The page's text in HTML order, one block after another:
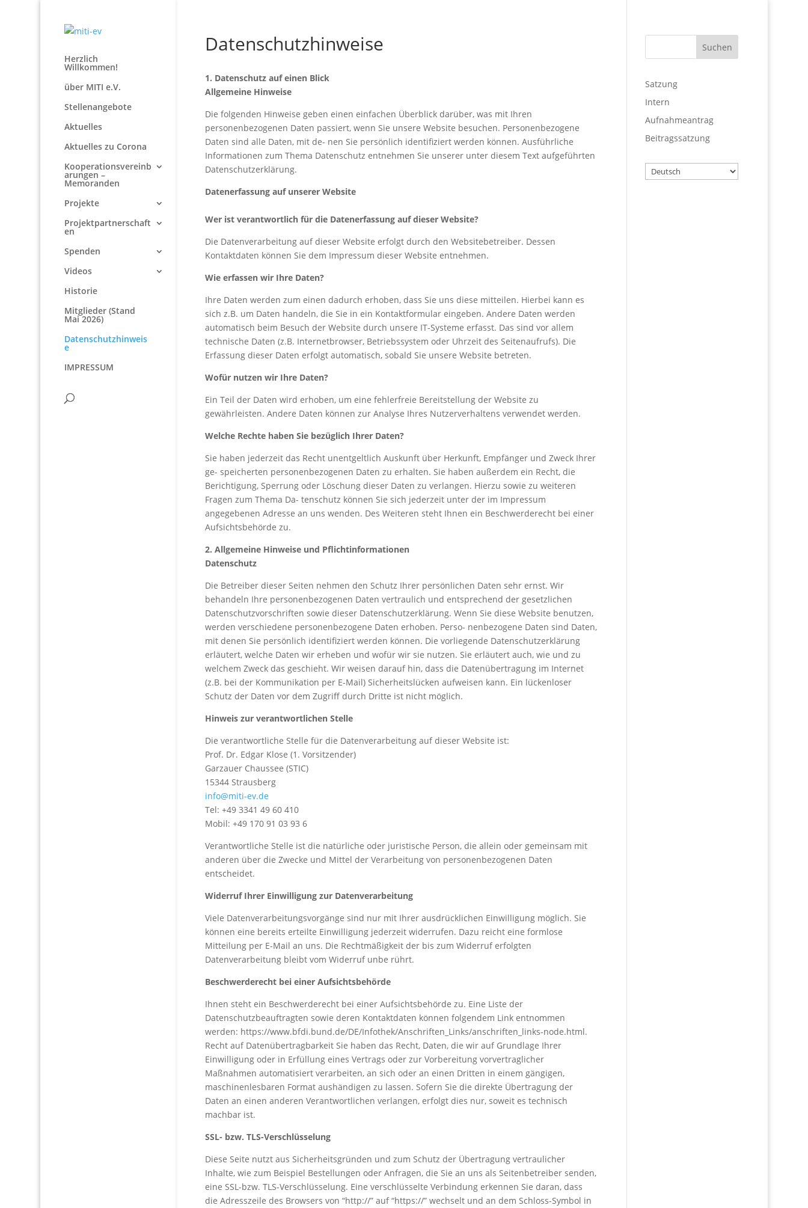
Herzlich
Willkommen!
über MITI e.V.
Stellenangebote
Aktuelles
Aktuelles zu Corona
Kooperationsvereinb
arungen –
Memoranden
Projekte
Projektpartnerschaft
en
Spenden
Videos
Historie
Mitglieder (Stand
Mai 2026)
Datenschutzhinweis
e
IMPRESSUM
Datenschutzhinweise
1. Datenschutz auf einen Blick
Allgemeine Hinweise
Die folgenden Hinweise geben einen einfachen Überblick darüber, was mit Ihren
personenbezogenen Daten passiert, wenn Sie unsere Website besuchen. Personenbezogene
Daten sind alle Daten, mit de- nen Sie persönlich identifiziert werden können. Ausführliche
Informationen zum Thema Datenschutz entnehmen Sie unserer unter diesem Text aufgeführten
Datenschutzerklärung.
Datenerfassung auf unserer Website
Wer ist verantwortlich für die Datenerfassung auf dieser Website?
Die Datenverarbeitung auf dieser Website erfolgt durch den Websitebetreiber. Dessen
Kontaktdaten können Sie dem Impressum dieser Website entnehmen.
Wie erfassen wir Ihre Daten?
Ihre Daten werden zum einen dadurch erhoben, dass Sie uns diese mitteilen. Hierbei kann es
sich z.B. um Daten handeln, die Sie in ein Kontaktformular eingeben. Andere Daten werden
automatisch beim Besuch der Website durch unsere IT-Systeme erfasst. Das sind vor allem
technische Daten (z.B. Internetbrowser, Betriebssystem oder Uhrzeit des Seitenaufrufs). Die
Erfassung dieser Daten erfolgt automatisch, sobald Sie unsere Website betreten.
Wofür nutzen wir Ihre Daten?
Ein Teil der Daten wird erhoben, um eine fehlerfreie Bereitstellung der Website zu
gewährleisten. Andere Daten können zur Analyse Ihres Nutzerverhaltens verwendet werden.
Welche Rechte haben Sie bezüglich Ihrer Daten?
Sie haben jederzeit das Recht unentgeltlich Auskunft über Herkunft, Empfänger und Zweck Ihrer
ge- speicherten personenbezogenen Daten zu erhalten. Sie haben außerdem ein Recht, die
Berichtigung, Sperrung oder Löschung dieser Daten zu verlangen. Hierzu sowie zu weiteren
Fragen zum Thema Da- tenschutz können Sie sich jederzeit unter der im Impressum
angegebenen Adresse an uns wenden. Des Weiteren steht Ihnen ein Beschwerderecht bei einer
Aufsichtsbehörde zu.
2. Allgemeine Hinweise und Pflichtinformationen
Datenschutz
Die Betreiber dieser Seiten nehmen den Schutz Ihrer persönlichen Daten sehr ernst. Wir
behandeln Ihre personenbezogenen Daten vertraulich und entsprechend der gesetzlichen
Datenschutzvorschriften sowie dieser Datenschutzerklärung. Wenn Sie diese Website benutzen,
werden verschiedene personenbezogene Daten erhoben. Perso- nenbezogene Daten sind Daten,
mit denen Sie persönlich identifiziert werden können. Die vorliegende Datenschutzerklärung
erläutert, welche Daten wir erheben und wofür wir sie nutzen. Sie erläutert auch, wie und zu
welchem Zweck das geschieht. Wir weisen darauf hin, dass die Datenübertragung im Internet
(z.B. bei der Kommunikation per E-Mail) Sicherheitslücken aufweisen kann. Ein lückenloser
Schutz der Daten vor dem Zugriff durch Dritte ist nicht möglich.
Hinweis zur verantwortlichen Stelle
Die verantwortliche Stelle für die Datenverarbeitung auf dieser Website ist:
Prof. Dr. Edgar Klose (1. Vorsitzender)
Garzauer Chaussee (STIC)
15344 Strausberg
info@miti-ev.de
Tel: +49 3341 49 60 410
Mobil: +49 170 91 03 93 6
Verantwortliche Stelle ist die natürliche oder juristische Person, die allein oder gemeinsam mit
anderen über die Zwecke und Mittel der Verarbeitung von personenbezogenen Daten
entscheidet.
Widerruf Ihrer Einwilligung zur Datenverarbeitung
Viele Datenverarbeitungsvorgänge sind nur mit Ihrer ausdrücklichen Einwilligung möglich. Sie
können eine bereits erteilte Einwilligung jederzeit widerrufen. Dazu reicht eine formlose
Mitteilung per E-Mail an uns. Die Rechtmäßigkeit der bis zum Widerruf erfolgten
Datenverarbeitung bleibt vom Widerruf unbe rührt.
Beschwerderecht bei einer Aufsichtsbehörde
Ihnen steht ein Beschwerderecht bei einer Aufsichtsbehörde zu. Eine Liste der
Datenschutzbeauftragten sowie deren Kontaktdaten können folgendem Link entnommen
werden: https://www.bfdi.bund.de/DE/Infothek/Anschriften_Links/anschriften_links-node.html.
Recht auf Datenübertragbarkeit Sie haben das Recht, Daten, die wir auf Grundlage Ihrer
Einwilligung oder in Erfüllung eines Vertrags oder zur Vorbereitung vorvertraglicher
Maßnahmen automatisiert verarbeiten, an sich oder an einen Dritten in einem gängigen,
maschinenlesbaren Format aushändigen zu lassen. Sofern Sie die direkte Übertragung der
Daten an einen anderen Verantwortlichen verlangen, erfolgt dies nur, soweit es technisch
machbar ist.
SSL- bzw. TLS-Verschlüsselung
Diese Seite nutzt aus Sicherheitsgründen und zum Schutz der Übertragung vertraulicher
Inhalte, wie zum Beispiel Bestellungen oder Anfragen, die Sie an uns als Seitenbetreiber senden,
eine SSL-bzw. TLS-Verschlüsselung. Eine verschlüsselte Verbindung erkennen Sie daran, dass
die Adresszeile des Browsers von “http://” auf “https://” wechselt und an dem Schloss-Symbol in
Satzung
Intern
Aufnahmeantrag
Beitragssatzung
Wählen
Sie